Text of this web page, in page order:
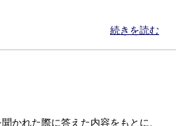
続きを読む
かれた際に答えた内容をもとに、